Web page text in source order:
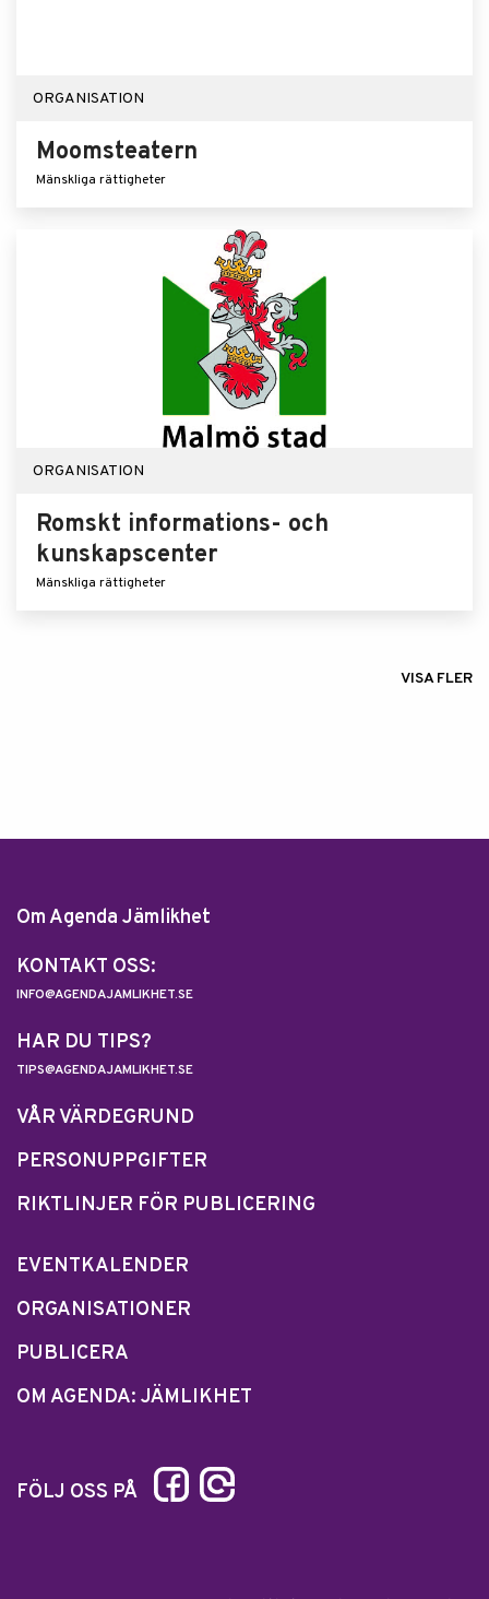
ORGANISATION
Moomsteatern
Mänskliga rättigheter
ORGANISATION
Romskt informations- och
kunskapscenter
Mänskliga rättigheter
VISA FLER
Om Agenda Jämlikhet
KONTAKT OSS:
INFO@AGENDAJAMLIKHET.SE
HAR DU TIPS?
TIPS@AGENDAJAMLIKHET.SE
VÅR VÄRDEGRUND
PERSONUPPGIFTER
RIKTLINJER FÖR PUBLICERING
EVENTKALENDER
ORGANISATIONER
PUBLICERA
OM AGENDA: JÄMLIKHET
FÖLJ OSS PÅ